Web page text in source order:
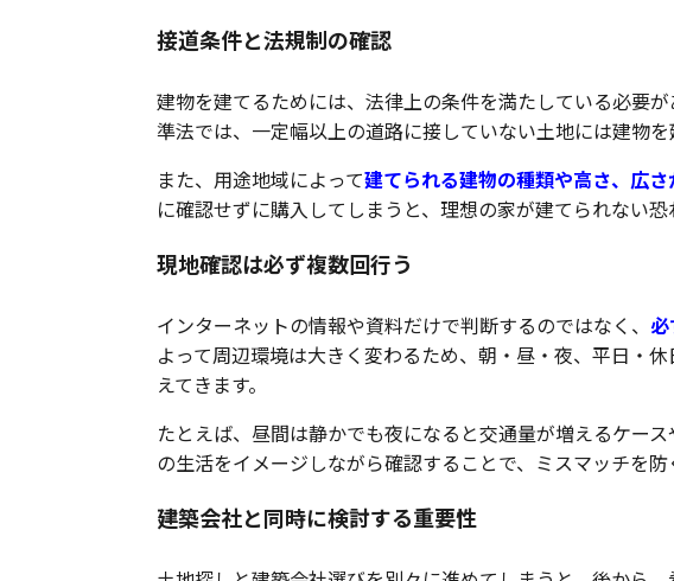
接道条件と法規制の確認
建物を建てるためには、法律上の条件を満たしている必要
準法では、一定幅以上の道路に接していない土地には建物を
また、用途地域によって建てられる建物の種類や高さ、広さ
に確認せずに購入してしまうと、理想の家が建てられない恐
現地確認は必ず複数回行う
インターネットの情報や資料だけで判断するのではなく、
よって周辺環境は大きく変わるため、朝・昼・夜、平日・
えてきます。
たとえば、昼間は静かでも夜になると交通量が増えるケー
の生活をイメージしながら確認することで、ミスマッチを防
建築会社と同時に検討する重要性